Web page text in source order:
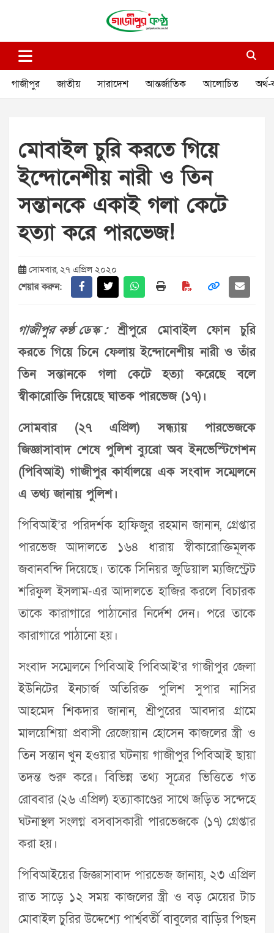
গাজীপুর কণ্ঠ
গাজীপুর জাতীয় সারাদেশ আন্তর্জাতিক আলোচিত অর্থ-
মোবাইল চুরি করতে গিয়ে
ইন্দোনেশীয় নারী ও তিন
সন্তানকে একাই গলা কেটে
হত্যা করে পারভেজ!
সোমবার, ২৭ এপ্রিল ২০২০
শেয়ার করুন:
গাজীপুর কণ্ঠ ডেস্ক :শ্রীপুরে মোবাইল ফোন চুরি
করতে গিয়ে চিনে ফেলায় ইন্দোনেশীয় নারী ও তাঁর
তিন সন্তানকে গলা কেটে হত্যা করেছে বলে
স্বীকারোক্তি দিয়েছে ঘাতক পারভেজ (১৭)।
সোমবার (২৭ এপ্রিল) সন্ধ্যায় পারভেজকে
জিজ্ঞাসাবাদ শেষে পুলিশ ব্যুরো অব ইনভেস্টিগেশন
(পিবিআই) গাজীপুর কার্যালয়ে এক সংবাদ সম্মেলনে
এ তথ্য জানায় পুলিশ।
পিবিআই’র পরিদর্শক হাফিজুর রহমান জানান, গ্রেপ্তার
পারভেজ আদালতে ১৬৪ ধারায় স্বীকারোক্তিমূলক
জবানবন্দি দিয়েছে। তাকে সিনিয়র জুডিয়াল ম্যজিস্ট্রেট
শরিফুল ইসলাম-এর আদালতে হাজির করলে বিচারক
তাকে কারাগারে পাঠানোর নির্দেশ দেন। পরে তাকে
কারাগারে পাঠানো হয়।
সংবাদ সম্মেলনে পিবিআই পিবিআই’র গাজীপুর জেলা
ইউনিটের ইনচার্জ অতিরিক্ত পুলিশ সুপার নাসির
আহমেদ শিকদার জানান, শ্রীপুরের আবদার গ্রামে
মালয়েশিয়া প্রবাসী রেজোয়ান হোসেন কাজলের স্ত্রী ও
তিন সন্তান খুন হওয়ার ঘটনায় গাজীপুর পিবিআই ছায়া
তদন্ত শুরু করে। বিভিন্ন তথ্য সূত্রের ভিত্তিতে গত
রোববার (২৬ এপ্রিল) হত্যাকাণ্ডের সাথে জড়িত সন্দেহে
ঘটনাস্থল সংলগ্ন বসবাসকারী পারভেজকে (১৭) গ্রেপ্তার
করা হয়।
পিবিআইয়ের জিজ্ঞাসাবাদ পারভেজ জানায়, ২৩ এপ্রিল
রাত সাড়ে ১২ সময় কাজলের স্ত্রী ও বড় মেয়ের টাচ
মোবাইল চুরির উদ্দেশ্যে পার্শ্ববর্তী বাবুলের বাড়ির পিছন